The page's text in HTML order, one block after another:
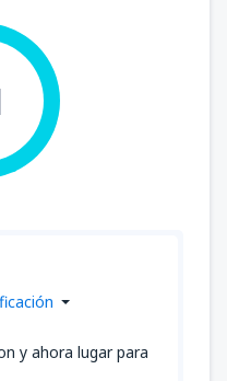
y ahora lugar para